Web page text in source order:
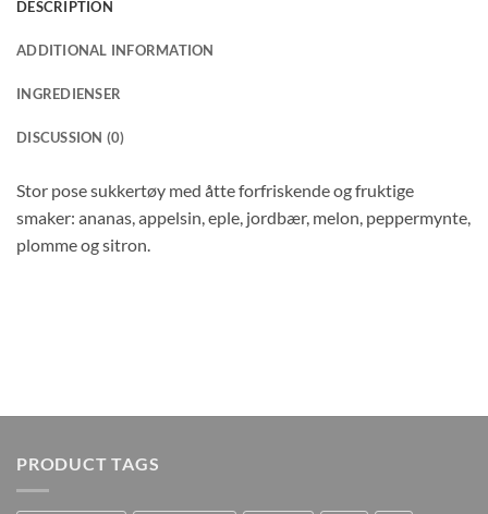
DESCRIPTION
ADDITIONAL INFORMATION
INGREDIENSER
DISCUSSION (0)
Stor pose sukkertøy med åtte forfriskende og fruktige
smaker: ananas, appelsin, eple, jordbær, melon, peppermynte,
plomme og sitron.
PRODUCT TAGS